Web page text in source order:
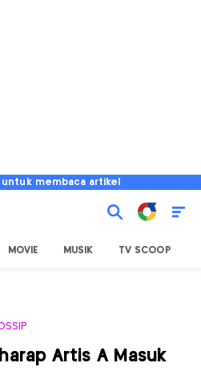
untuk membaca artikel
MOVIE MUSIK TV SCOOP
Artis A Masuk